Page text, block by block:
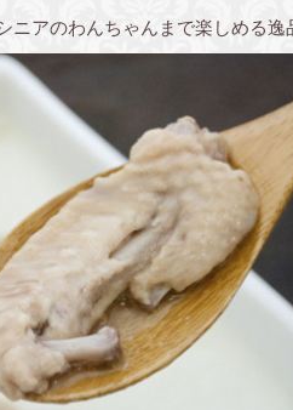
アのわんちゃんまで楽しめる逸